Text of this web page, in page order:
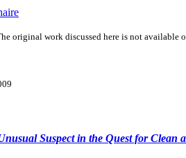
original work discussed here is not available
Suspect in the Quest for Clean